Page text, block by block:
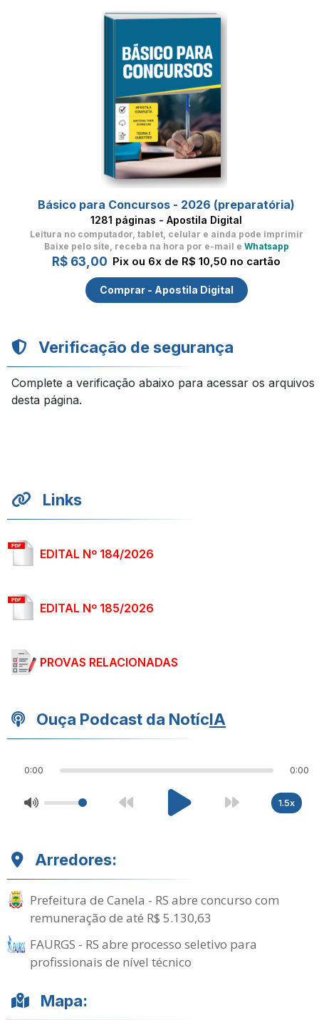
Básico para Concursos - 2026 (preparatória)
1281 páginas - Apostila Digital
Leitura no computador, tablet, celular e ainda pode imprimir
Baixe pelo site, receba na hora por e-mail e Whatsapp
R$ 63,00 Pix ou 6x de R$ 10,50 no cartão
Comprar - Apostila Digital
Verificação de segurança
Complete a verificação abaixo para acessar os arquivos
desta página.
Links
EDITAL Nº 184/2026
EDITAL Nº 185/2026
PROVAS RELACIONADAS
Ouça Podcast da NotícIA
0:00 0:00
1.5x
Arredores:
Prefeitura de Canela - RS abre concurso com
remuneração de até R$ 5.130,63
FAURGS - RS abre processo seletivo para
profissionais de nível técnico
Mapa: